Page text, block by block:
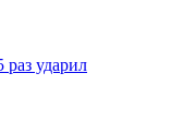
ударил